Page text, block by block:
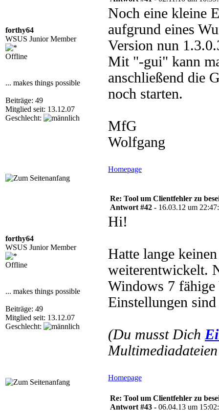
forthy64
WSUS Junior Member
Offline
... makes things possible
Beiträge: 49
Mitglied seit: 13.12.07
Geschlecht:
Noch eine kleine
aufgrund eines
Version nun
Mit "-gui" kann
anschließend die
noch starten.
MfG
Wolfgang
Homepage
forthy64
WSUS Junior Member
Offline
... makes things possible
Beiträge: 49
Mitglied seit: 13.12.07
Geschlecht:
Re: Tool um Clientfehler zu
Antwort #42 - 16.03.12 um
Hi!
Hatte lange
weiterentwickelt.
Windows 7
Einstellungen sind
(Du musst Dich
Homepage
Re: Tool um Clientfehler zu
Antwort #43 - 06.04.13 um